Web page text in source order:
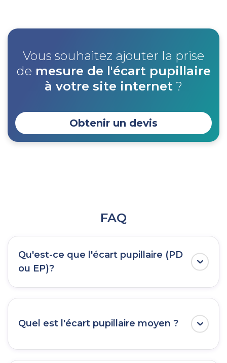
Vous souhaitez ajouter la prise
de mesure de l'écart pupillaire
à votre site internet ?
Obtenir un devis
FAQ
Qu'est-ce que l'écart pupillaire (PD
ou EP)?
utilisée pour positionner correctement les
Quel est l'écart pupillaire moyen ?